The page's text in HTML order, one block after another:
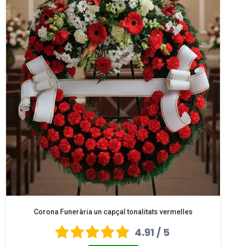
Corona Funerària un capçal tonalitats vermelles
4.91 / 5